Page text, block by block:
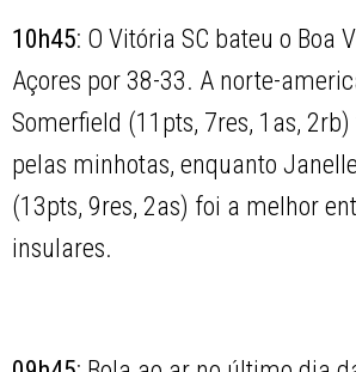
10h45: O Vitória SC bateu o Boa
Açores por 38-33. A norte-
Somerfield (11pts, 7res, 1as,
pelas minhotas, enquanto
(13pts, 9res, 2as) foi a melhor
insulares.